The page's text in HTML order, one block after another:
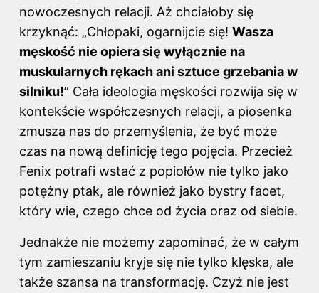
nowoczesnych relacji. Aż chciałoby się
krzyknąć: „Chłopaki, ogarnijcie się! Wasza
męskość nie opiera się wyłącznie na
muskularnych rękach ani sztuce grzebania w
silniku!” Cała ideologia męskości rozwija się w
kontekście współczesnych relacji, a piosenka
zmusza nas do przemyślenia, że być może
czas na nową definicję tego pojęcia. Przecież
Fenix potrafi wstać z popiołów nie tylko jako
potężny ptak, ale również jako bystry facet,
który wie, czego chce od życia oraz od siebie.
Jednakże nie możemy zapominać, że w całym
tym zamieszaniu kryje się nie tylko klęska, ale
także szansa na transformację. Czyż nie jest